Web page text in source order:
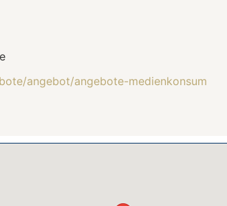
angebot/angebote-medienkonsum